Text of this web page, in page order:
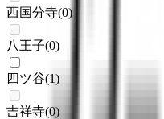
西国分寺(0)
八王子(0)
四ツ谷(1)
吉祥寺(0)